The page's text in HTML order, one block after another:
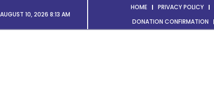
AUGUST 10, 2026 8:13 AM
HOME PRIVACY POLICY
DONATION CONFIRMATION